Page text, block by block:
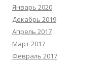
Январь 2020
Декабрь 2019
Апрель 2017
Март 2017
Февраль 2017